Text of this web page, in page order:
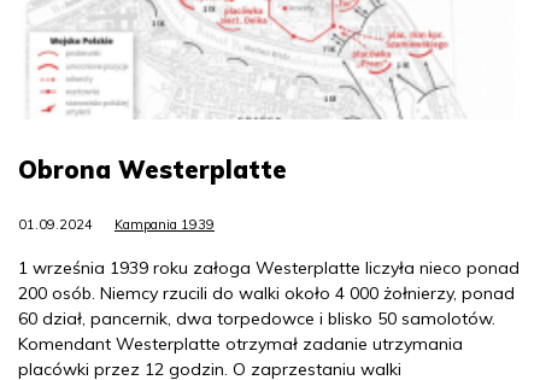
Obrona Westerplatte
01.09.2024 Kampania 1939
1 września 1939 roku załoga Westerplatte liczyła nieco ponad
200 osób. Niemcy rzucili do walki około 4 000 żołnierzy, ponad
60 dział, pancernik, dwa torpedowce i blisko 50 samolotów.
Komendant Westerplatte otrzymał zadanie utrzymania
placówki przez 12 godzin. O zaprzestaniu walki